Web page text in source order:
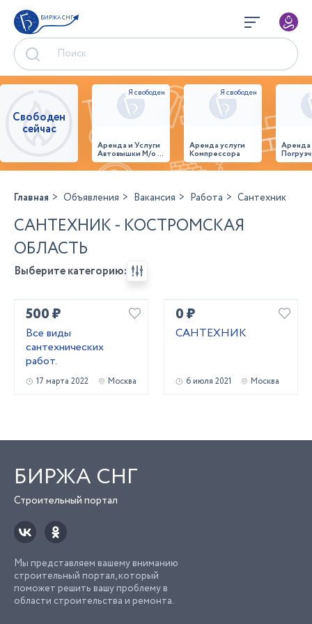
БИРЖА СНГ
Свободен
сейчас
Аренда и Услуги
Автовышки М/о г.
Домодедово
26,28,32 место
Аренда услуги
Компрессора
Главная Объявления Вакансия Работа Сантехник
САНТЕХНИК - КОСТРОМСКАЯ
ОБЛАСТЬ
Выберите категорию:
500 ₽
Все виды
сантехнических
работ.
17 марта 2022 Москва
0 ₽
САНТЕХНИК
6 июля 2021 Москва
БИРЖА СНГ
Строительный портал
Мы представляем вашему вниманию
строительный портал, который
поможет решить вашу проблему в
области строительства и ремонта.